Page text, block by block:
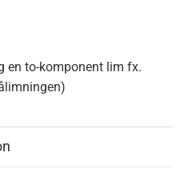
en to-komponent lim fx.